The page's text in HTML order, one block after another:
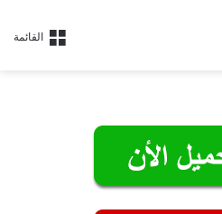
القائمة